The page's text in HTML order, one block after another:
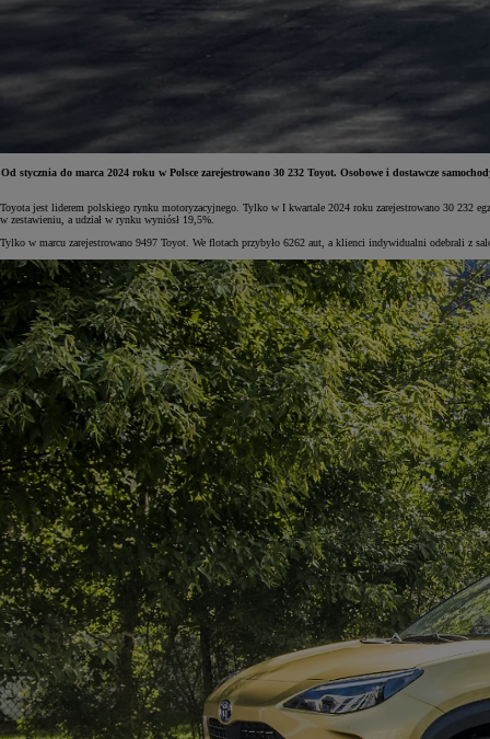
Yaris Cross
HYBRID
Od stycznia do marca 2024 roku w Polsce zarejestrowano 30 232 Toyot. Osobowe i dostawcze
Toyota jest liderem polskiego rynku motoryzacyjnego. Tylko w I kwartale 2024 roku zarejestrowano 30 232
w zestawieniu, a udział w rynku wyniósł 19,5%.
Tylko w marcu zarejestrowano 9497 Toyot. We flotach przybyło 6262 aut, a klienci indywidualni odebrali z